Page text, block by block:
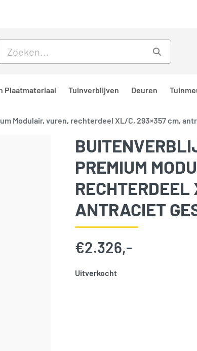
Plaatmateriaal Tuinverblijven Deuren
Modulair, vuren, rechterdeel XL/C, 293×357 cm,
PREMIUM
ANTRACIET
€2.326,-
Uitverkocht